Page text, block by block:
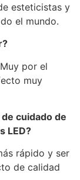
esteticistas y
el mundo.
por el
muy
cuidado de
LED?
rápido y ser
de calidad